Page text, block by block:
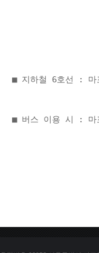
■ 지하철 6호선 :
■ 버스 이용 시 : 마